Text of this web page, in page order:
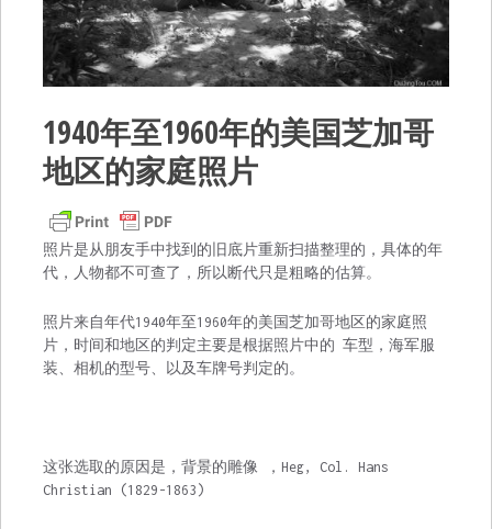
1940年至1960年的美国芝加哥
地区的家庭照片
照片是从朋友手中找到的旧底片重新扫描整理的，具体的年
代，人物都不可查了，所以断代只是粗略的估算。
照片来自年代1940年至1960年的美国芝加哥地区的家庭照
片，时间和地区的判定主要是根据照片中的 车型，海军服
装、相机的型号、以及车牌号判定的。
这张选取的原因是，背景的雕像 ，Heg, Col. Hans
Christian (1829-1863)